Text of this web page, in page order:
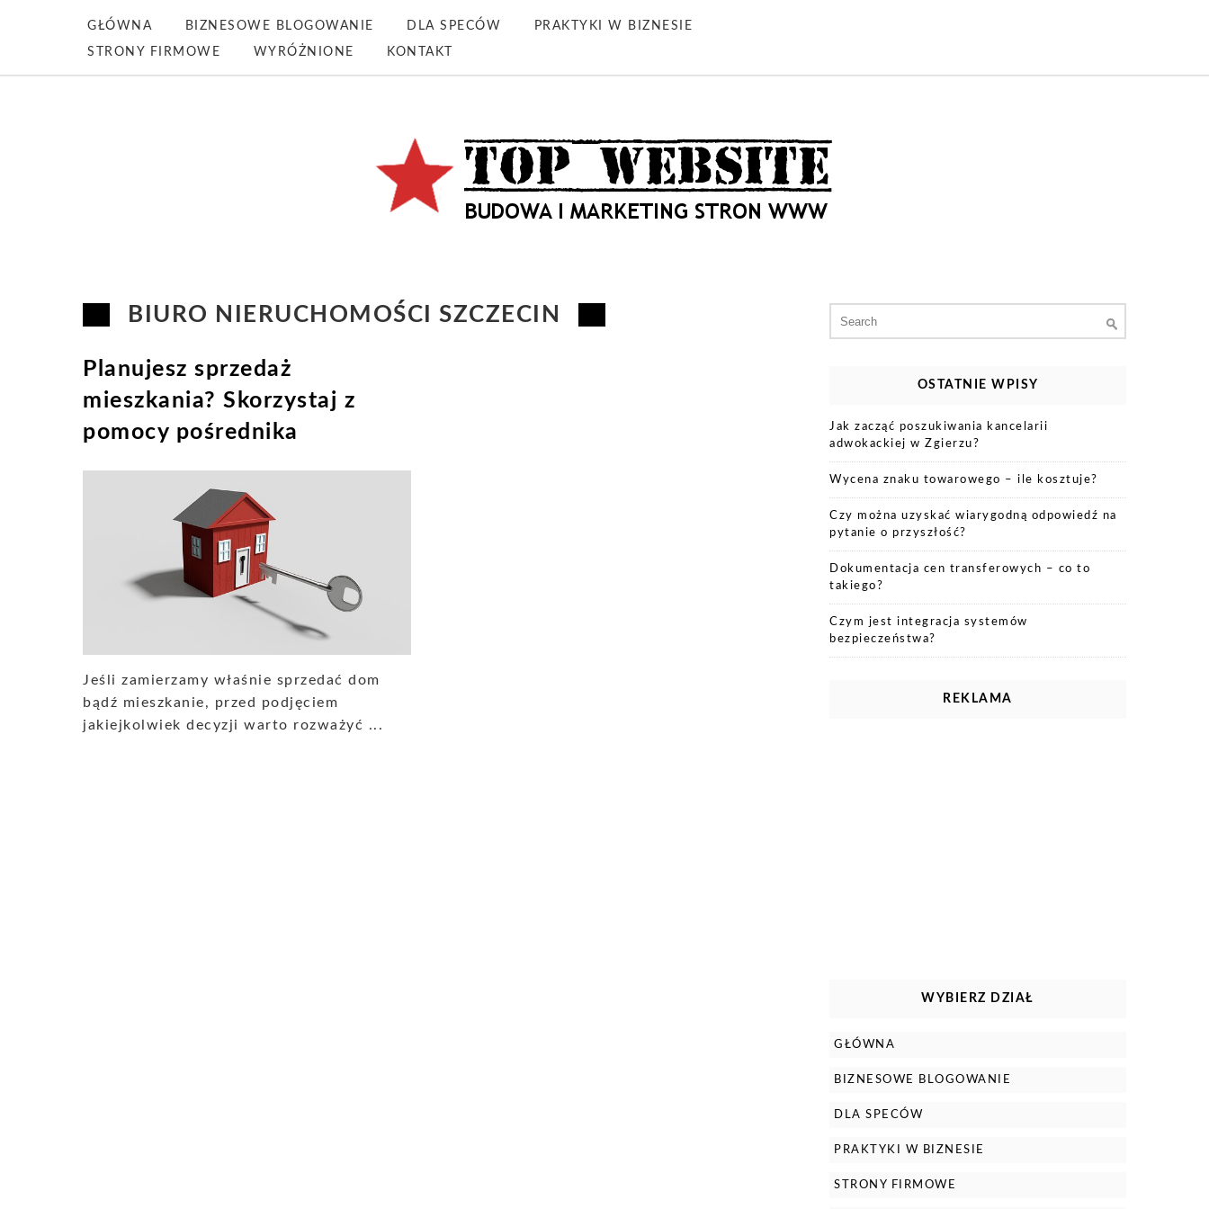
GŁÓWNA BIZNESOWE BLOGOWANIE DLA SPECÓW PRAKTYKI W BIZNESIE
STRONY FIRMOWE WYRÓŻNIONE KONTAKT
BIURO NIERUCHOMOŚCI SZCZECIN
Planujesz sprzedaż
mieszkania? Skorzystaj z
pomocy pośrednika
Jeśli zamierzamy właśnie sprzedać dom
bądź mieszkanie, przed podjęciem
jakiejkolwiek decyzji warto rozważyć ...
for:
OSTATNIE WPISY
Jak zacząć poszukiwania kancelarii
adwokackiej w Zgierzu?
Wycena znaku towarowego – ile kosztuje?
Czy można uzyskać wiarygodną odpowiedź na
pytanie o przyszłość?
Dokumentacja cen transferowych – co to
takiego?
Czym jest integracja systemów
bezpieczeństwa?
REKLAMA
WYBIERZ DZIAŁ
GŁÓWNA
BIZNESOWE BLOGOWANIE
DLA SPECÓW
PRAKTYKI W BIZNESIE
STRONY FIRMOWE